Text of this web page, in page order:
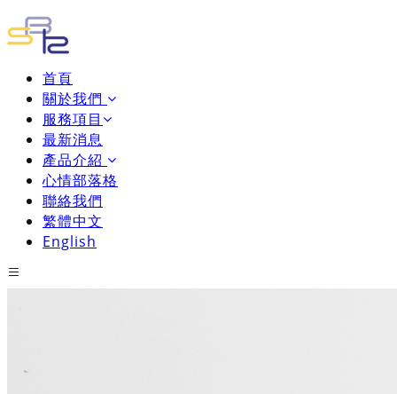
首頁
關於我們
服務項目
最新消息
產品介紹
心情部落格
聯絡我們
繁體中文
English